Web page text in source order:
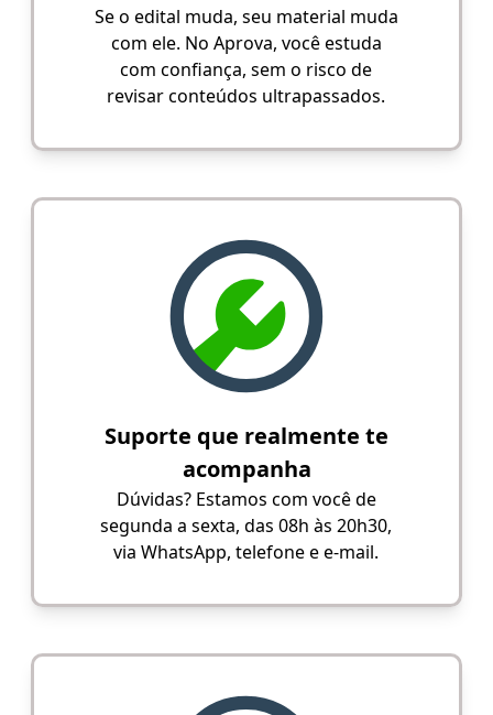
Se o edital muda, seu material muda
com ele. No Aprova, você estuda
com confiança, sem o risco de
revisar conteúdos ultrapassados.
Suporte que realmente te
acompanha
Dúvidas? Estamos com você de
segunda a sexta, das 08h às 20h30,
via WhatsApp, telefone e e-mail.